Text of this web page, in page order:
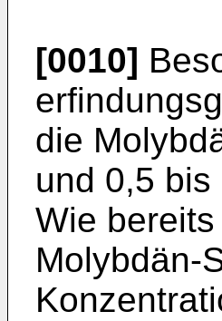
[0010]
die
und 0,5
Wie
Molybdän-